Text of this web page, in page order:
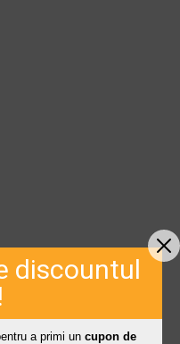
discountul
a primi un cupon de